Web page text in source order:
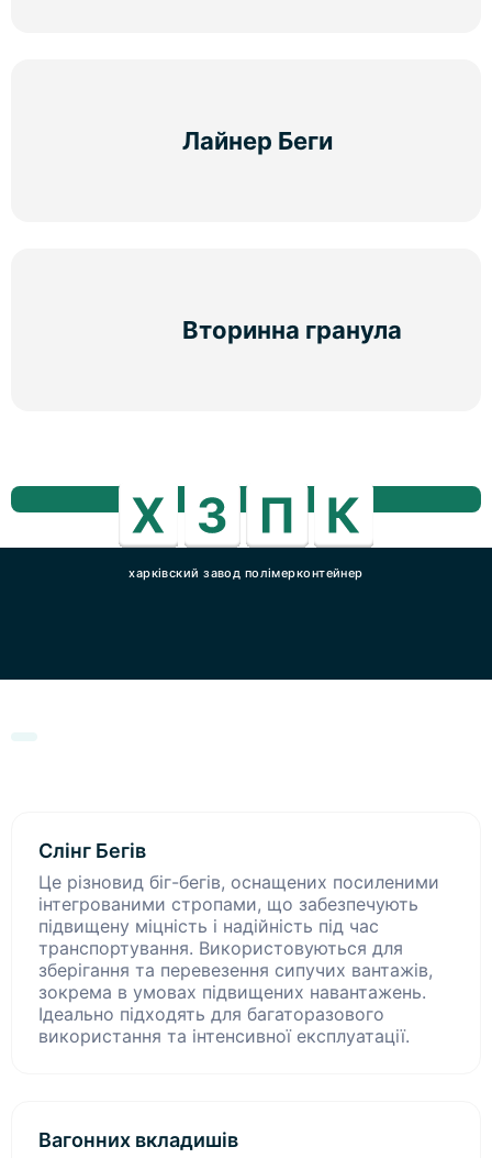
Лайнер Беги
Вторинна гранула
харківский завод полімерконтейнер
Слінг Бегів
Це різновид біг-бегів, оснащених посиленими
інтегрованими стропами, що забезпечують
підвищену міцність і надійність під час
транспортування. Використовуються для
зберігання та перевезення сипучих вантажів,
зокрема в умовах підвищених навантажень.
Ідеально підходять для багаторазового
використання та інтенсивної експлуатації.
Вагонних вкладишів